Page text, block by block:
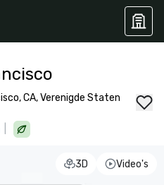
CA, Verenigde Staten
3D Video's